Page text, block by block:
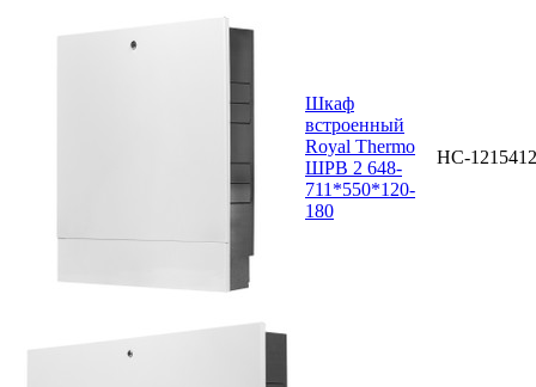
Шкаф
встроенный
Royal Thermo
ШРВ 2 648-
711*550*120-
180
НС-1215412